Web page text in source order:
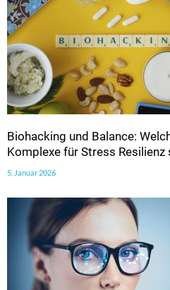
Biohacking und Balance:
Komplexe für Stress Resilienz
5. Januar 2026